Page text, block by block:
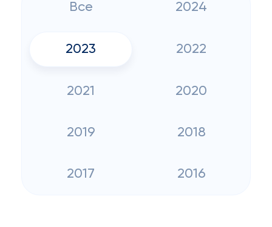
Все 2024
2023 2022
2021 2020
2019 2018
2017 2016